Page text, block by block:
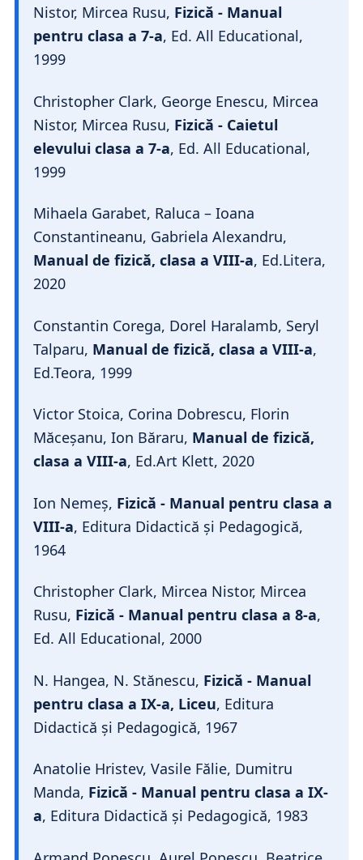
Nistor, Mircea Rusu, Fizică - Manual
pentru clasa a 7-a, Ed. All Educational,
1999
Christopher Clark, George Enescu, Mircea
Nistor, Mircea Rusu, Fizică - Caietul
elevului clasa a 7-a, Ed. All Educational,
1999
Mihaela Garabet, Raluca – Ioana
Constantineanu, Gabriela Alexandru,
Manual de fizică, clasa a VIII-a, Ed.Litera,
2020
Constantin Corega, Dorel Haralamb, Seryl
Talparu, Manual de fizică, clasa a VIII-a,
Ed.Teora, 1999
Victor Stoica, Corina Dobrescu, Florin
Măceșanu, Ion Băraru, Manual de fizică,
clasa a VIII-a, Ed.Art Klett, 2020
Ion Nemeș, Fizică - Manual pentru clasa a
VIII-a, Editura Didactică și Pedagogică,
1964
Christopher Clark, Mircea Nistor, Mircea
Rusu, Fizică - Manual pentru clasa a 8-a,
Ed. All Educational, 2000
N. Hangea, N. Stănescu, Fizică - Manual
pentru clasa a IX-a, Liceu, Editura
Didactică și Pedagogică, 1967
Anatolie Hristev, Vasile Fălie, Dumitru
Manda, Fizică - Manual pentru clasa a IX-
a, Editura Didactică și Pedagogică, 1983